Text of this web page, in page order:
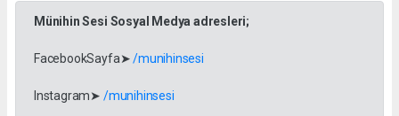
Münihin Sesi Sosyal Medya adresleri;
FacebookSayfa➤/munihinsesi
Instagram➤ /munihinsesi